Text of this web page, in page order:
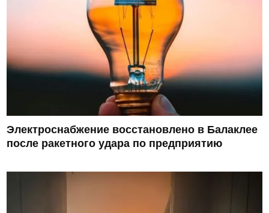
Электроснабжение восстановлено в Балаклее
после ракетного удара по предприятию